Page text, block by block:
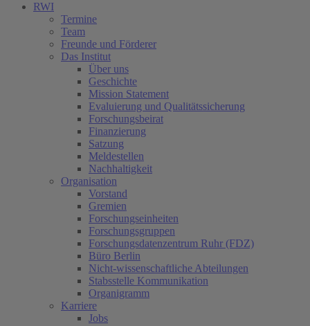
RWI
Termine
Team
Freunde und Förderer
Das Institut
Über uns
Geschichte
Mission Statement
Evaluierung und Qualitätssicherung
Forschungsbeirat
Finanzierung
Satzung
Meldestellen
Nachhaltigkeit
Organisation
Vorstand
Gremien
Forschungseinheiten
Forschungsgruppen
Forschungsdatenzentrum Ruhr (FDZ)
Büro Berlin
Nicht-wissenschaftliche Abteilungen
Stabsstelle Kommunikation
Organigramm
Karriere
Jobs